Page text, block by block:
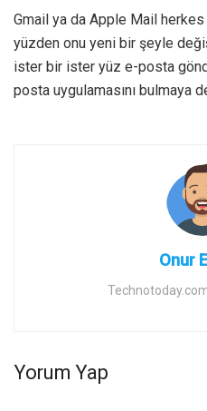
Gmail ya da Apple Mail
yüzden onu yeni bir şeyle
ister bir ister yüz e-posta
posta uygulamasını bulmaya
Onur
Yorum Yap